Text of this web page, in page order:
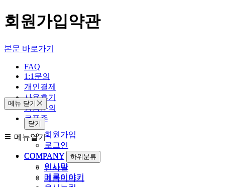
회원가입약관
본문 바로가기
FAQ
1:1문의
개인결제
사용후기
상품문의
쿠폰존
메뉴열기
COMPANY
하위분류
인사말
메롬이야기
메뉴 닫기
닫기
회원가입
로그인
COMPANY
하위분류
인사말
메롬이야기